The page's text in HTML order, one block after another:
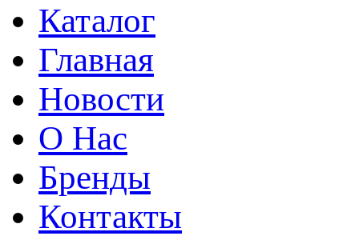
Каталог
Главная
Новости
О Нас
Бренды
Контакты